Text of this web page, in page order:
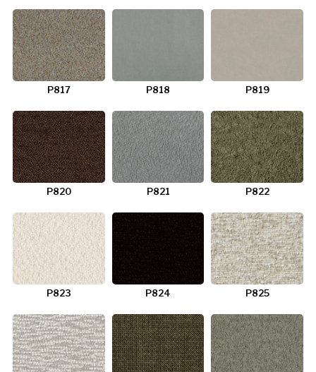
P817 P818 P819
P820 P821 P822
P823 P824 P825